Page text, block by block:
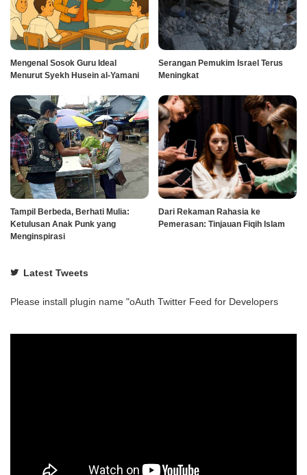
Mengenal Sosok Guru Ideal
Menurut Syekh Husein al-Yamani
Serangan Pemukim Israel Terus
Meningkat
Tampil Berbeda, Berhati Mulia:
Ketulusan Anak Punk yang
Menginspirasi
Dari Rekaman Rahasia ke
Pemerasan: Tinjauan Fiqih Islam
Latest Tweets
Please install plugin name "oAuth Twitter Feed for Developers